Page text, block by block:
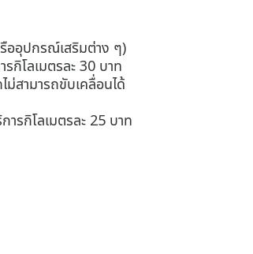
ออุปกรณ์เสริมต่าง ๆ)
กิโลเมตรละ 30 บาท
สามารถขับเคลื่อนได้
รกิโลเมตรละ 25 บาท